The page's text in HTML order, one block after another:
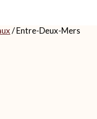
/ Entre-Deux-Mers